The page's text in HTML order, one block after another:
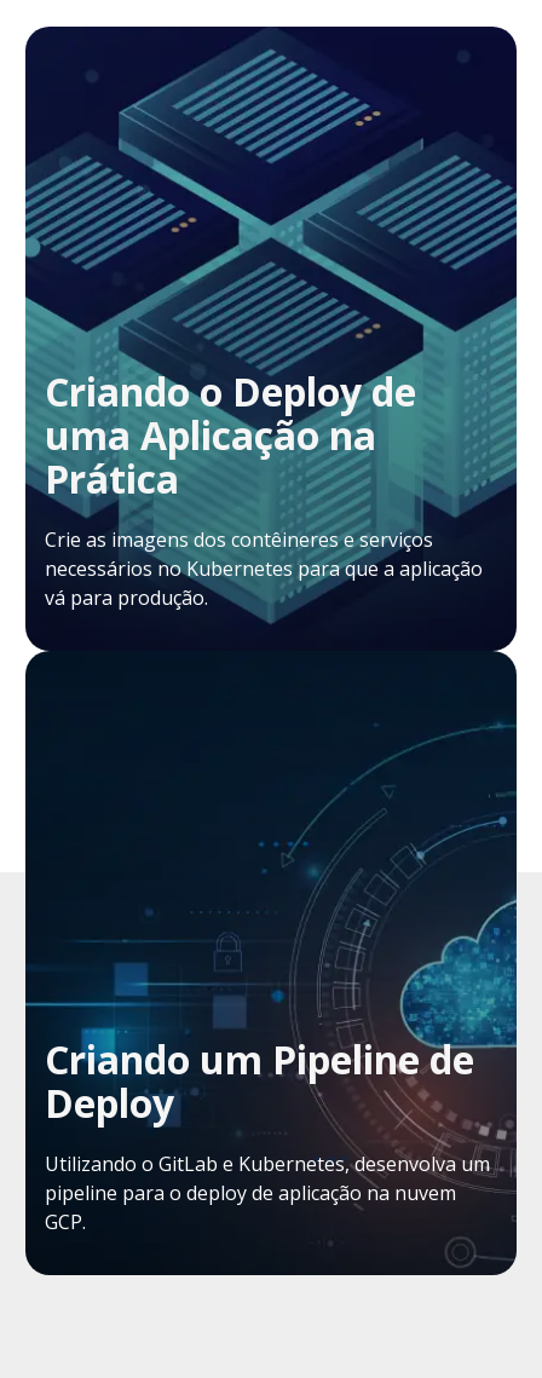
Criando o Deploy de
uma Aplicação na
Prática
Crie as imagens dos contêineres e serviços
necessários no Kubernetes para que a aplicação
vá para produção.
Criando um Pipeline de
Deploy
Utilizando o GitLab e Kubernetes, desenvolva um
pipeline para o deploy de aplicação na nuvem
GCP.